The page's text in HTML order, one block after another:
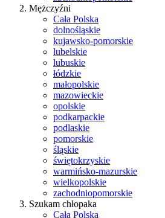
Mężczyźni
Cała Polska
dolnośląskie
kujawsko-pomorskie
lubelskie
lubuskie
łódzkie
małopolskie
mazowieckie
opolskie
podkarpackie
podlaskie
pomorskie
śląskie
świętokrzyskie
warmińsko-mazurskie
wielkopolskie
zachodniopomorskie
Szukam chłopaka
Cała Polska